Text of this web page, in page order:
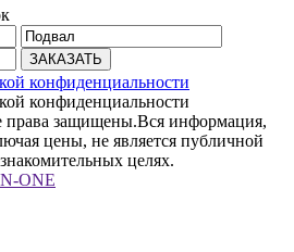
ЗАКАЗАТЬ
конфиденциальности
конфиденциальности
права защищены.Вся информация,
цены, не является публичной
целях.
ONE